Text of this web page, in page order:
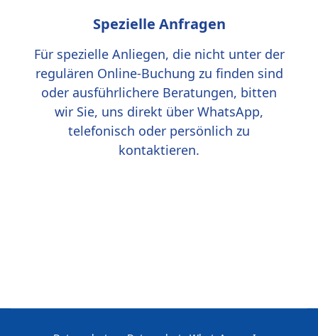
Spezielle Anfragen
Für spezielle Anliegen, die nicht unter der
regulären Online-Buchung zu finden sind
oder ausführlichere Beratungen, bitten
wir Sie, uns direkt über WhatsApp,
telefonisch oder persönlich zu
kontaktieren.